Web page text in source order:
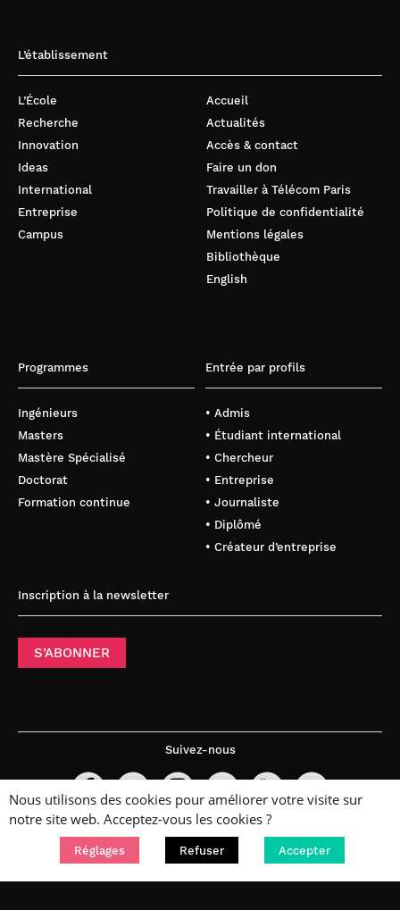
L’établissement
L’École
Recherche
Innovation
Ideas
International
Entreprise
Campus
Accueil
Actualités
Accès & contact
Faire un don
Travailler à Télécom Paris
Politique de confidentialité
Mentions légales
Bibliothèque
English
Programmes
Ingénieurs
Masters
Mastère Spécialisé
Doctorat
Formation continue
Entrée par profils
• Admis
• Étudiant international
• Chercheur
• Entreprise
• Journaliste
• Diplômé
• Créateur d’entreprise
Inscription à la newsletter
S’ABONNER
Suivez-nous
Nous utilisons des cookies pour améliorer votre visite sur
notre site web. Acceptez-vous les cookies ?
Réglages Refuser Accepter